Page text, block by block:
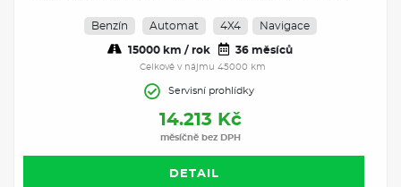
Benzín Automat 4X4 Navigace
15000 km / rok 36 měsíců
Celkově v nájmu 45000 km
Servisní prohlídky
14.213 Kč
měsíčně bez DPH
DETAIL